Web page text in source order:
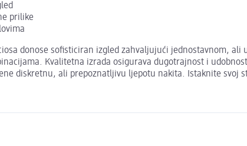
prilike
donose sofisticiran izgled zahvaljujući
Kvalitetna izrada osigurava dugotrajnost i
diskretnu, ali prepoznatljivu ljepotu nakita. Istaknite svoj